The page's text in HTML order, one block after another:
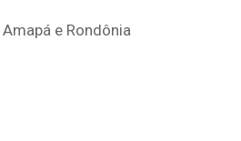
e Rondônia